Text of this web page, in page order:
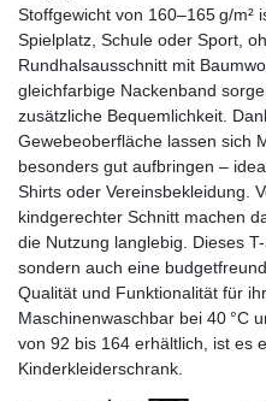
Stoffgewicht von 160–165 g/m²
Spielplatz, Schule oder Sport,
Rundhalsausschnitt mit
gleichfarbige Nackenband
zusätzliche Bequemlichkeit.
Gewebeoberfläche lassen sich
besonders gut aufbringen –
Shirts oder Vereinsbekleidung.
kindgerechter Schnitt machen
die Nutzung langlebig. Dieses
sondern auch eine
Qualität und Funktionalität für
Maschinenwaschbar bei 40 °C
von 92 bis 164 erhältlich, ist es
Kinderkleiderschrank.